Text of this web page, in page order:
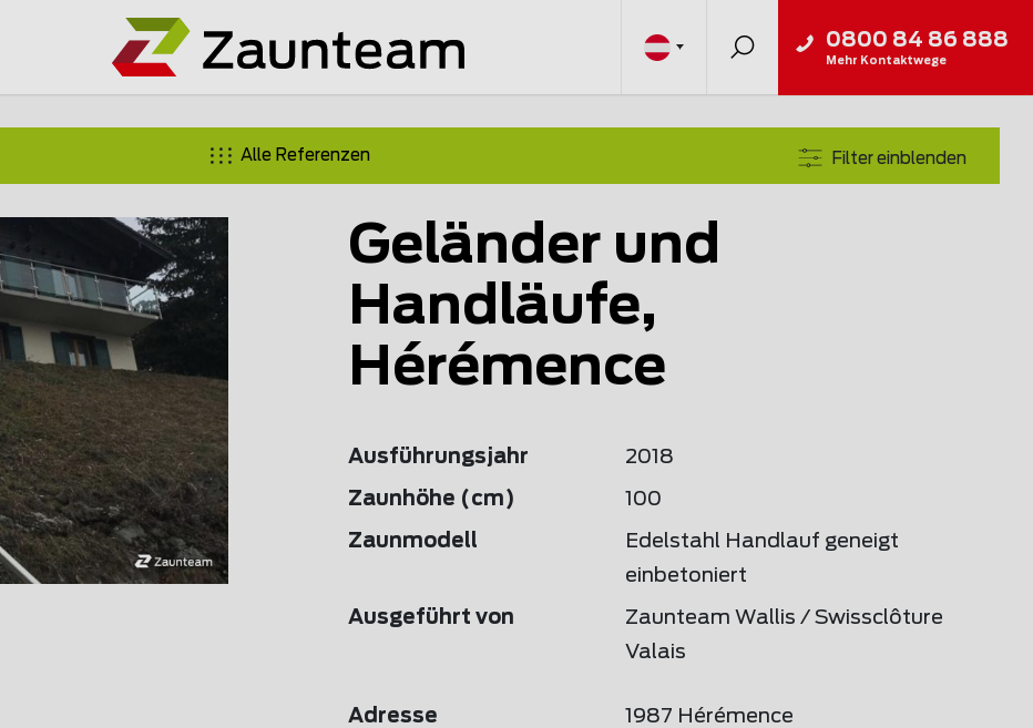
0800 84 86 888
Mehr Kontaktwege
Alle Referenzen Filter einblenden
Geländer und
Handläufe,
Hérémence
Ausführungsjahr 2018
Zaunhöhe (cm) 100
Zaunmodell
Edelstahl Handlauf geneigt
einbetoniert
Ausgeführt von
Zaunteam Wallis / Swissclôture
Valais
Adresse
1987 Hérémence